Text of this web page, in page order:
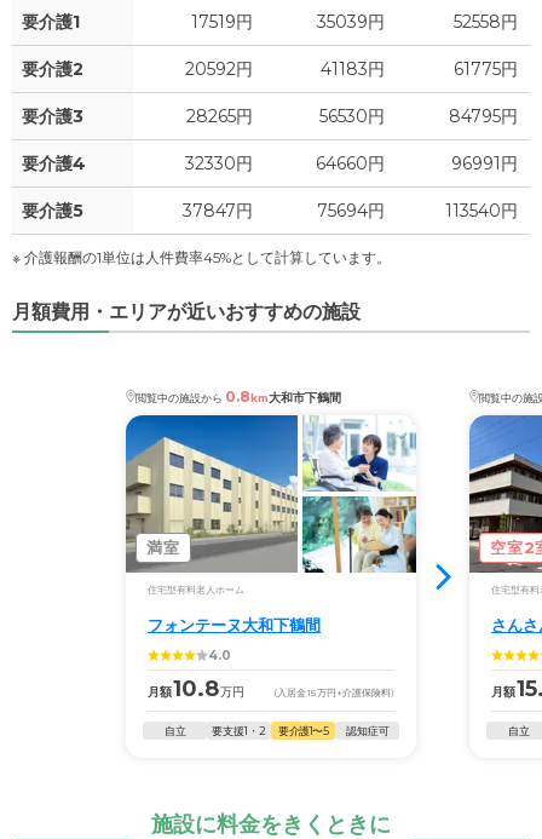
要介護1 17519円 35039円 52558円
要介護2 20592円 41183円 61775円
要介護3 28265円 56530円 84795円
要介護4 32330円 64660円 96991円
要介護5 37847円 75694円 113540円
※ 介護報酬の1単位は人件費率45%として計算しています。
月額費用・エリアが近いおすすめの施設
閲覧中の施設から 0.8km大和市下鶴間
満室
住宅型有料老人ホーム
フォンテーヌ大和下鶴間
4.0
月額10.8万円 (入居金15万円 +介護保険料)
自立 要支援1・2 要介護1〜5 認知症可
閲覧中の施
空室2
住宅型有料
さん
月額
自立
施設に料金をきくときに